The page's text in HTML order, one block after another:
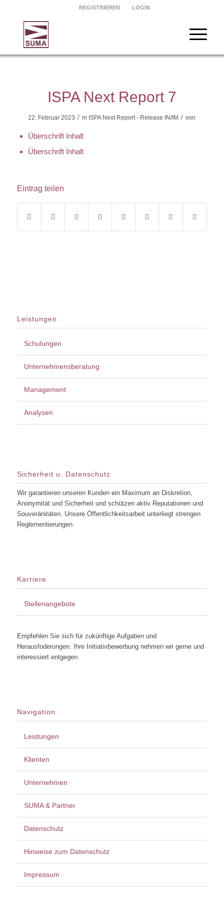
REGISTRIEREN LOGIN
ISPA Next Report 7
22. Februar 2023 / in ISPA Next Report - Release IN/IM / von
Überschrift Inhalt
Überschrift Inhalt
Eintrag teilen
Leistungen
Schulungen
Unternehmensberatung
Management
Analysen
Sicherheit u. Datenschutz
Wir garantieren unseren Kunden ein Maximum an Diskretion,
Anonymität und Sicherheit und schützen aktiv Reputationen und
Souveränitäten. Unsere Öffentlichkeitsarbeit unterliegt strengen
Reglementierungen.
Karriere
Stellenangebote
Empfehlen Sie sich für zukünftige Aufgaben und
Herausfoderungen. Ihre Initiativbewerbung nehmen wir gerne und
interessiert entgegen.
Navigation
Leistungen
Klienten
Unternehmen
SUMA & Partner
Datenschutz
Hinweise zum Datenschutz
Impressum